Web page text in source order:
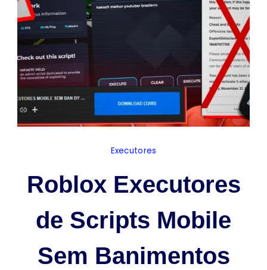
Executores
Roblox Executores
de Scripts Mobile
Sem Banimentos